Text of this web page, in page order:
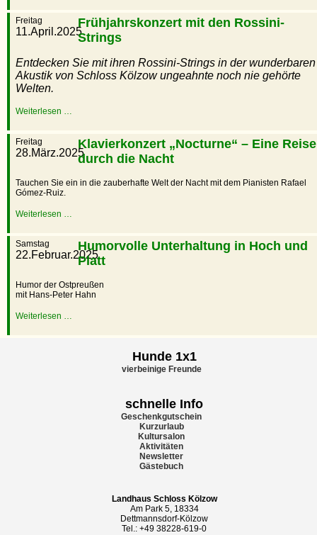
Freitag
11.April.2025
Frühjahrskonzert mit den Rossini-
Strings
Entdecken Sie mit ihren Rossini-Strings in der wunderbaren
Akustik von Schloss Kölzow ungeahnte noch nie gehörte
Welten.
Weiterlesen …
Freitag
28.März.2025
Klavierkonzert „Nocturne“ – Eine Reise
durch die Nacht
Tauchen Sie ein in die zauberhafte Welt der Nacht mit dem Pianisten Rafael
Gómez-Ruiz.
Weiterlesen …
Samstag
22.Februar.2025
Humorvolle Unterhaltung in Hoch und
Platt
Humor der Ostpreußen
mit Hans-Peter Hahn
Weiterlesen …
Hunde 1x1
vierbeinige Freunde
schnelle Info
Geschenkgutschein
Kurzurlaub
Kultursalon
Aktivitäten
Newsletter
Gästebuch
Landhaus Schloss Kölzow
Am Park 5, 18334
Dettmannsdorf-Kölzow
Tel.: +49 38228-619-0